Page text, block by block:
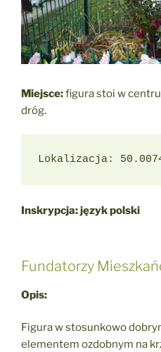
Miejsce:figura stoi w
dróg.
Lokalizacja:
Inskrypcja: język polski
Fundatorzy
Opis:
Figura w stosunkowo
elementem ozdobnym na